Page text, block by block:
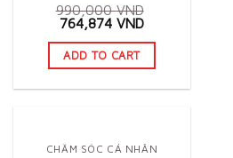
990,000VND
Original
price
was:
990,000 VND.
764,874 VNDCurrent
is:
ADD TO CART
CHĂM SÓC CÁ NHÂN